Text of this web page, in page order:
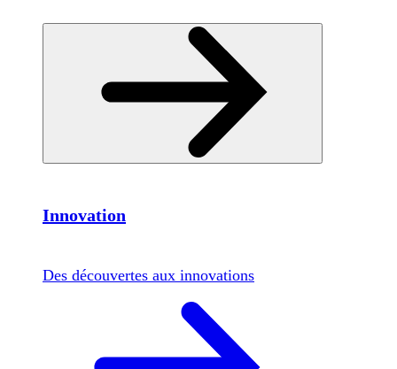
Innovation
Des découvertes aux innovations